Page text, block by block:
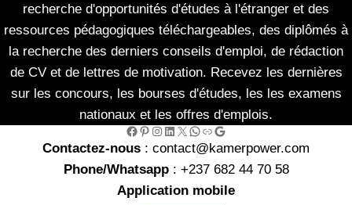
recherche d'opportunités d'études à l'étranger et des
ressources pédagogiques téléchargeables, des diplômés à
la recherche des derniers conseils d'emploi, de rédaction
de CV et de lettres de motivation. Recevez les dernières
sur les concours, les bourses d'études, les les examens
nationaux et les offres d'emplois.
Facebook Pinterest InstagramLinkedIn X WhatsApp Link Google
Contactez-nous : contact@kamerpower.com
Phone/Whatsapp: +237 682 44 70 58
Application mobile